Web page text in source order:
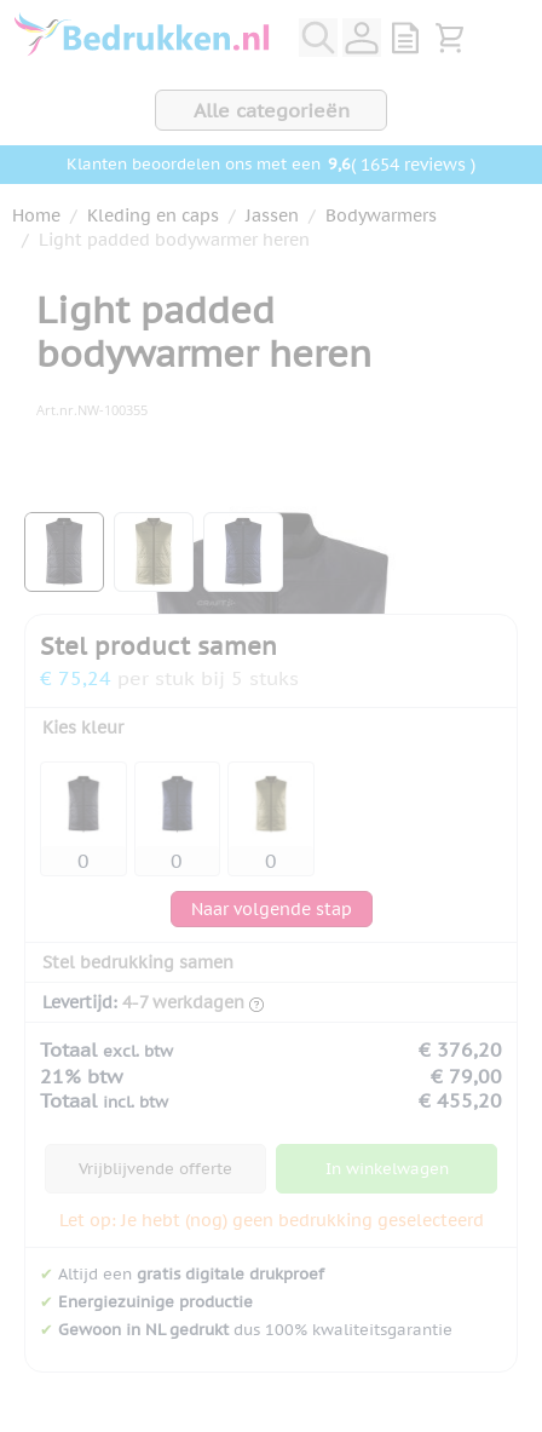
Ga naar de inhoud
View quote,
Bekijk
Alle categorieën
Klanten beoordelen ons met een 9,6( 1654 reviews )
Home / Kleding en caps / Jassen / Bodywarmers
/ Light padded bodywarmer heren
Light padded
bodywarmer heren
Art.nr. NW-100355
View larger imageView larger imageView larger image
Stel product samen
€ 75,24 per stuk bij 5 stuks
Kies kleur
Naar volgende stap
Stel bedrukking samen
Levertijd: 4-7 werkdagen
Totaal excl. btw
€ 376,20
21% btw
€ 79,00
Totaal incl. btw € 455,20
Vrijblijvende offerte In winkelwagen
Let op: Je hebt (nog) geen bedrukking geselecteerd
✔ Altijd een gratis digitale drukproef
✔ Energiezuinige productie
✔ Gewoon in NL gedruktdus 100% kwaliteitsgarantie